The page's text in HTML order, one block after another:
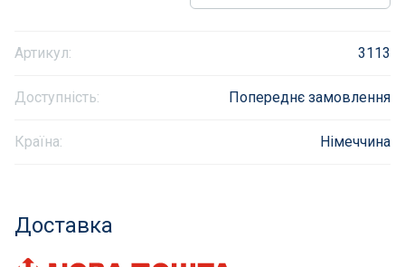
Інклюзивність пляжів
Оздоблення чаші басейну
Артикул: 3113
Доступність: Попереднє замовлення
Країна: Німеччина
Доставка